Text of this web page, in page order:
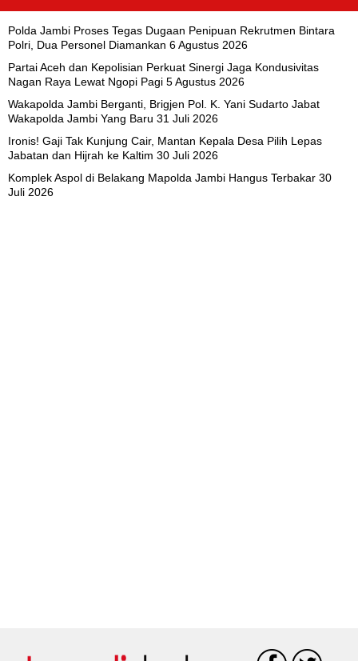
Polda Jambi Proses Tegas Dugaan Penipuan Rekrutmen Bintara
Polri, Dua Personel Diamankan 6 Agustus 2026
Partai Aceh dan Kepolisian Perkuat Sinergi Jaga Kondusivitas
Nagan Raya Lewat Ngopi Pagi 5 Agustus 2026
Wakapolda Jambi Berganti, Brigjen Pol. K. Yani Sudarto Jabat
Wakapolda Jambi Yang Baru 31 Juli 2026
Ironis! Gaji Tak Kunjung Cair, Mantan Kepala Desa Pilih Lepas
Jabatan dan Hijrah ke Kaltim 30 Juli 2026
Komplek Aspol di Belakang Mapolda Jambi Hangus Terbakar 30
Juli 2026